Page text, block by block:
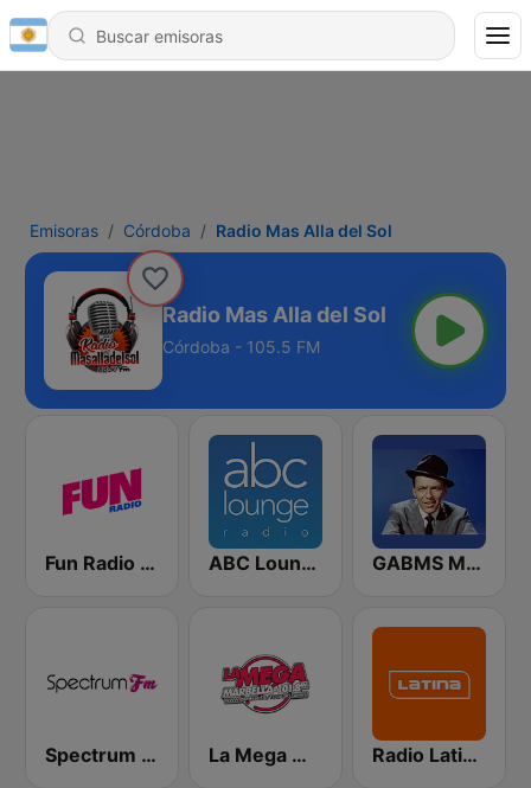
Emisoras Córdoba Radio Mas Alla del Sol
Radio Mas Alla del Sol
Córdoba - 105.5 FM
Fun Radio FRANCE ABC Lounge Jazz GABMS Mostly Sinatra 24/7
Spectrum FM - Marbella La Mega Marbella Radio Latina 101.1